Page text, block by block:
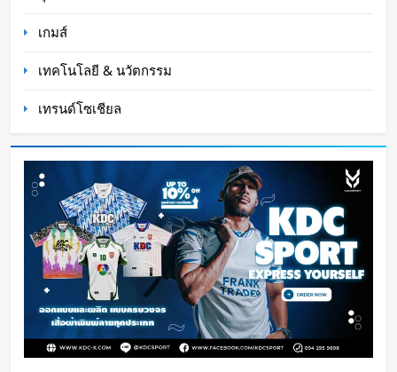
เทคโนโลยีสู่การทำงานจริง
Oat Content 20 ชั่วโมง ago
เกมส์
เทคโนโลยี & นวัตกรรม
เทรนด์โซเชียล